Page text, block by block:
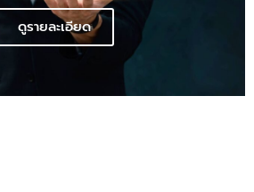
ดูรายละเอียด